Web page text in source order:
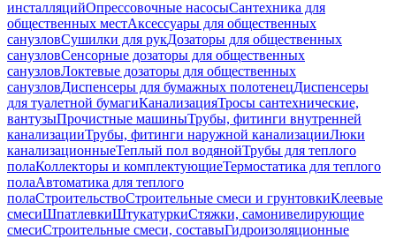
инсталляцийОпрессовочные насосыСантехника для
общественных местАксессуары для общественных
санузловСушилки для рукДозаторы для общественных
санузловСенсорные дозаторы для общественных
санузловЛоктевые дозаторы для общественных
санузловДиспенсеры для бумажных полотенецДиспенсеры
для туалетной бумагиКанализацияТросы сантехнические,
вантузыПрочистные машиныТрубы, фитинги внутренней
канализацииТрубы, фитинги наружной канализацииЛюки
канализационныеТеплый пол водянойТрубы для теплого
полаКоллекторы и комплектующиеТермостатика для теплого
полаАвтоматика для теплого
полаСтроительствоСтроительные смеси и грунтовкиКлеевые
смесиШпатлевкиШтукатуркиСтяжки, самонивелирующие
смесиСтроительные смеси, составыГидроизоляционные